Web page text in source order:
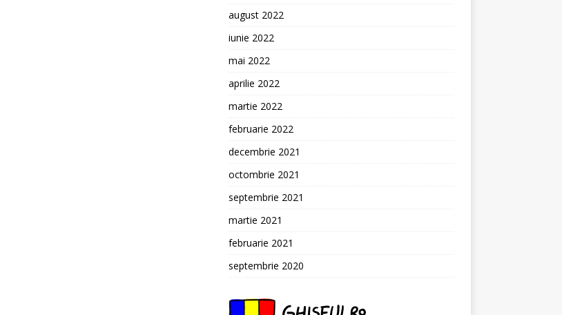
august 2022
iunie 2022
mai 2022
aprilie 2022
martie 2022
februarie 2022
decembrie 2021
octombrie 2021
septembrie 2021
martie 2021
februarie 2021
septembrie 2020